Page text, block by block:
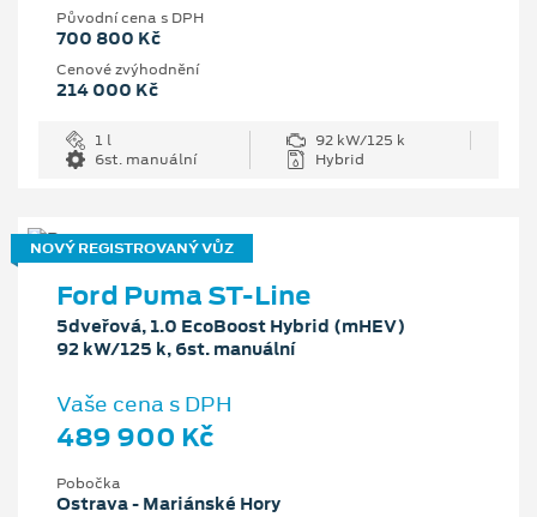
Původní cena s DPH
700 800 Kč
Cenové zvýhodnění
214 000 Kč
1 l
92 kW/125 k
6st. manuální
Hybrid
NOVÝ REGISTROVANÝ VŮZ
Ford Puma ST-Line
5dveřová, 1.0 EcoBoost Hybrid (mHEV)
92 kW/125 k, 6st. manuální
Vaše cena s DPH
489 900 Kč
Pobočka
Ostrava - Mariánské Hory